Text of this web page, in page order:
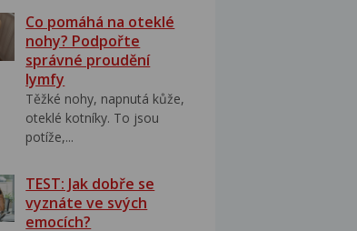
Co pomáhá na oteklé
nohy? Podpořte
správné proudění
lymfy
Těžké nohy, napnutá kůže,
oteklé kotníky. To jsou
potíže,...
TEST: Jak dobře se
vyznáte ve svých
emocích?